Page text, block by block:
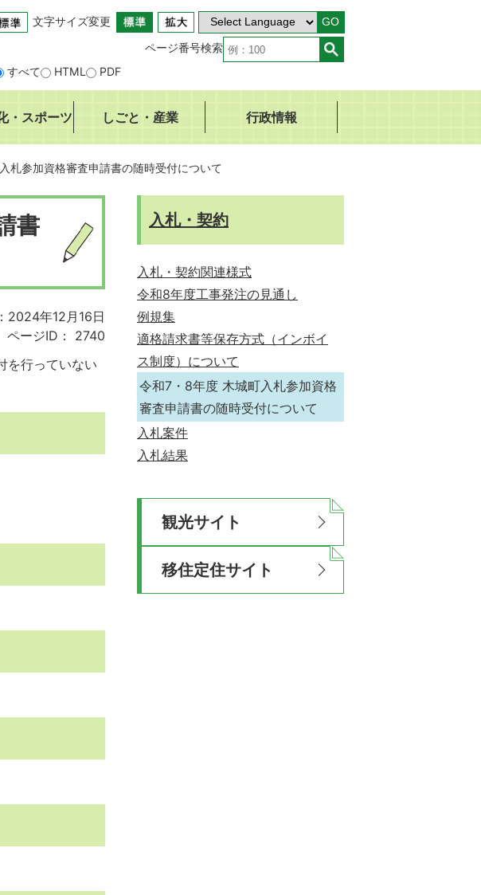
文字サイズ変更 GO
すべて
HTML PDF
ページ番号検索
・スポーツ しごと・産業 行政情報
札参加資格審査申請書の随時受付について
書
2024年12月16日
ページID：
2740
を行っていない
入札・契約
入札・契約関連様式
令和8年度工事発注の見通し
例規集
適格請求書等保存方式（インボイ
ス制度）について
令和7・8年度 木城町入札参加資格
審査申請書の随時受付について
入札案件
入札結果
観光サイト
移住定住サイト